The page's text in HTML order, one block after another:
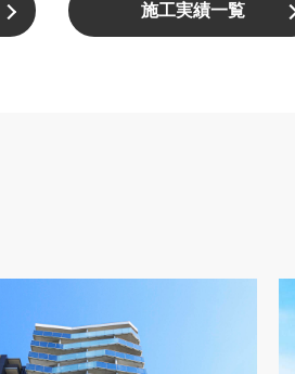
施工実績一覧